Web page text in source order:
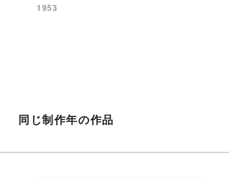
1953
同じ制作年の作品